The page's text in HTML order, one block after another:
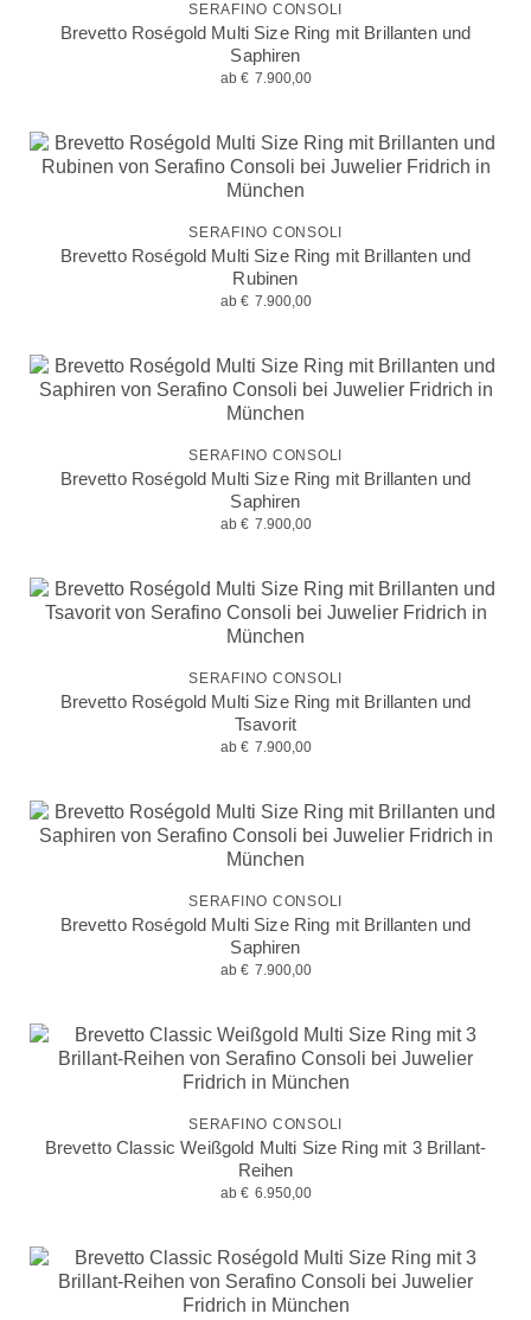
SERAFINO CONSOLI
Brevetto Roségold Multi Size Ring mit Brillanten und
Saphiren
ab € 7.900,00
SERAFINO CONSOLI
Brevetto Roségold Multi Size Ring mit Brillanten und
Rubinen
ab € 7.900,00
SERAFINO CONSOLI
Brevetto Roségold Multi Size Ring mit Brillanten und
Saphiren
ab € 7.900,00
SERAFINO CONSOLI
Brevetto Roségold Multi Size Ring mit Brillanten und
Tsavorit
ab € 7.900,00
SERAFINO CONSOLI
Brevetto Roségold Multi Size Ring mit Brillanten und
Saphiren
ab € 7.900,00
SERAFINO CONSOLI
Brevetto Classic Weißgold Multi Size Ring mit 3 Brillant-
Reihen
ab € 6.950,00